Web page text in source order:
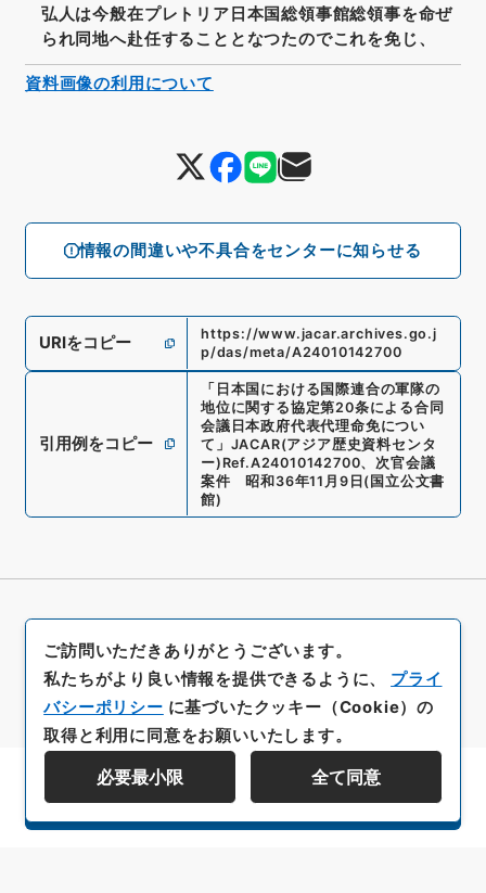
情報の間違いや不具合をセンターに知らせる
弘人は今般在プレトリア日本国総領事館総領事を命ぜ
られ同地へ赴任することとなつたのでこれを免じ、
URIをコピー
https://www.jacar.archives.go.j
p/das/meta/A24010142700
引用例をコピー
「 日本国における国際連合の軍隊の
地位に関する協定第20条による合同
会議日本政府代表代理命免につい
て 」 JACAR(アジア歴史資料センタ
ー) Ref.A24010142700、 次官会議
案件 昭和36年11月9日(国立公文書
館)
資料画像の利用について
資料群階層を表示する
ご訪問いただきありがとうございます。
私たちがより良い情報を提供できるように、 プライ
バシーポリシー に基づいたクッキー（Cookie）の
取得と利用に同意をお願いいたします。
必要最小限 全て同意